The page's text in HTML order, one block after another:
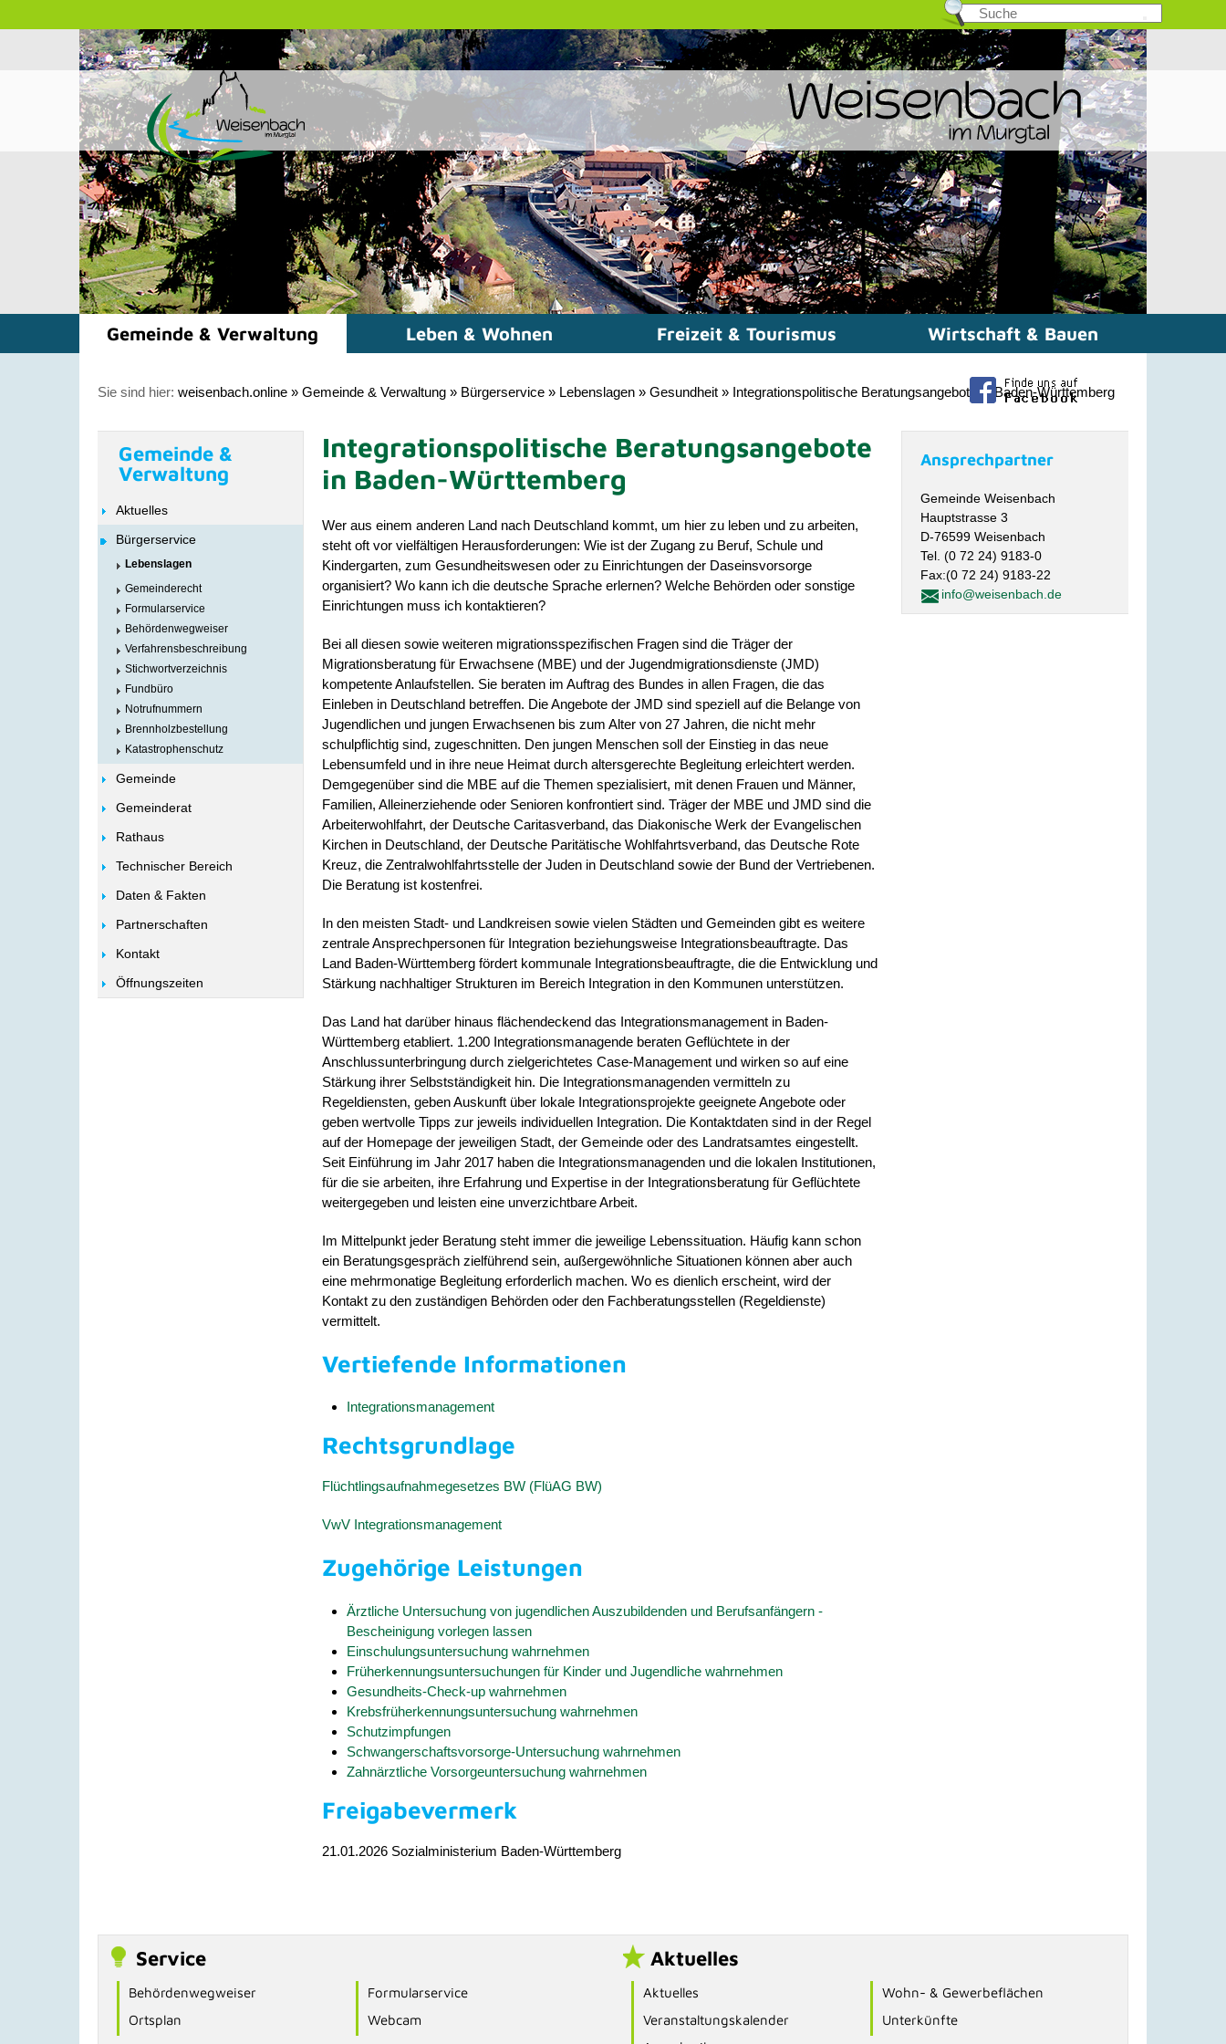
Gemeinde & Verwaltung Leben & Wohnen Freizeit & Tourismus Wirtschaft & Bauen
Sie sind hier: weisenbach.online » Gemeinde & Verwaltung » Bürgerservice » Lebenslagen » Gesundheit » Integrationspolitische Beratungsangebote in Baden-Württemberg
Gemeinde &
Verwaltung
Aktuelles
Bürgerservice
Lebenslagen
Gemeinderecht
Formularservice
Behördenwegweiser
Verfahrensbeschreibung
Stichwortverzeichnis
Fundbüro
Notrufnummern
Brennholzbestellung
Katastrophenschutz
Gemeinde
Gemeinderat
Rathaus
Technischer Bereich
Daten & Fakten
Partnerschaften
Kontakt
Öffnungszeiten
Integrationspolitische Beratungsangebote
in Baden-Württemberg
Wer aus einem anderen Land nach Deutschland kommt, um hier zu leben und zu arbeiten,
steht oft vor vielfältigen Herausforderungen: Wie ist der Zugang zu Beruf, Schule und
Kindergarten, zum Gesundheitswesen oder zu Einrichtungen der Daseinsvorsorge
organisiert? Wo kann ich die deutsche Sprache erlernen? Welche Behörden oder sonstige
Einrichtungen muss ich kontaktieren?
Bei all diesen sowie weiteren migrationsspezifischen Fragen sind die Träger der
Migrationsberatung für Erwachsene (MBE) und der Jugendmigrationsdienste (JMD)
kompetente Anlaufstellen. Sie beraten im Auftrag des Bundes in allen Fragen, die das
Einleben in Deutschland betreffen. Die Angebote der JMD sind speziell auf die Belange von
Jugendlichen und jungen Erwachsenen bis zum Alter von 27 Jahren, die nicht mehr
schulpflichtig sind, zugeschnitten. Den jungen Menschen soll der Einstieg in das neue
Lebensumfeld und in ihre neue Heimat durch altersgerechte Begleitung erleichtert werden.
Demgegenüber sind die MBE auf die Themen spezialisiert, mit denen Frauen und Männer,
Familien, Alleinerziehende oder Senioren konfrontiert sind. Träger der MBE und JMD sind die
Arbeiterwohlfahrt, der Deutsche Caritasverband, das Diakonische Werk der Evangelischen
Kirchen in Deutschland, der Deutsche Paritätische Wohlfahrtsverband, das Deutsche Rote
Kreuz, die Zentralwohlfahrtsstelle der Juden in Deutschland sowie der Bund der Vertriebenen.
Die Beratung ist kostenfrei.
In den meisten Stadt- und Landkreisen sowie vielen Städten und Gemeinden gibt es weitere
zentrale Ansprechpersonen für Integration beziehungsweise Integrationsbeauftragte. Das
Land Baden-Württemberg fördert kommunale Integrationsbeauftragte, die die Entwicklung und
Stärkung nachhaltiger Strukturen im Bereich Integration in den Kommunen unterstützen.
Das Land hat darüber hinaus flächendeckend das Integrationsmanagement in Baden-
Württemberg etabliert. 1.200 Integrationsmanagende beraten Geflüchtete in der
Anschlussunterbringung durch zielgerichtetes Case-Management und wirken so auf eine
Stärkung ihrer Selbstständigkeit hin. Die Integrationsmanagenden vermitteln zu
Regeldiensten, geben Auskunft über lokale Integrationsprojekte geeignete Angebote oder
geben wertvolle Tipps zur jeweils individuellen Integration. Die Kontaktdaten sind in der Regel
auf der Homepage der jeweiligen Stadt, der Gemeinde oder des Landratsamtes eingestellt.
Seit Einführung im Jahr 2017 haben die Integrationsmanagenden und die lokalen Institutionen,
für die sie arbeiten, ihre Erfahrung und Expertise in der Integrationsberatung für Geflüchtete
weitergegeben und leisten eine unverzichtbare Arbeit.
Im Mittelpunkt jeder Beratung steht immer die jeweilige Lebenssituation. Häufig kann schon
ein Beratungsgespräch zielführend sein, außergewöhnliche Situationen können aber auch
eine mehrmonatige Begleitung erforderlich machen. Wo es dienlich erscheint, wird der
Kontakt zu den zuständigen Behörden oder den Fachberatungsstellen (Regeldienste)
vermittelt.
Vertiefende Informationen
Integrationsmanagement
Rechtsgrundlage
Flüchtlingsaufnahmegesetzes BW (FlüAG BW)
VwV Integrationsmanagement
Zugehörige Leistungen
Ärztliche Untersuchung von jugendlichen Auszubildenden und Berufsanfängern -
Bescheinigung vorlegen lassen
Einschulungsuntersuchung wahrnehmen
Früherkennungsuntersuchungen für Kinder und Jugendliche wahrnehmen
Gesundheits-Check-up wahrnehmen
Krebsfrüherkennungsuntersuchung wahrnehmen
Schutzimpfungen
Schwangerschaftsvorsorge-Untersuchung wahrnehmen
Zahnärztliche Vorsorgeuntersuchung wahrnehmen
Freigabevermerk
21.01.2026 Sozialministerium Baden-Württemberg
Ansprechpartner
Gemeinde Weisenbach
Hauptstrasse 3
D-76599 Weisenbach
Tel. (0 72 24) 9183-0
Fax:(0 72 24) 9183-22
info@weisenbach.de
Service
Behördenwegweiser
Formularservice
Ortsplan
Webcam
Aktuelles
Aktuelles
Wohn- & Gewerbeflächen
Veranstaltungskalender
Unterkünfte